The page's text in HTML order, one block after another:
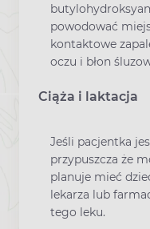
powodować
kontaktowe
oczu i błon
Ciąża i laktacja
Jeśli pacjentka
przypuszcza że
planuje mieć
lekarza lub
tego leku.